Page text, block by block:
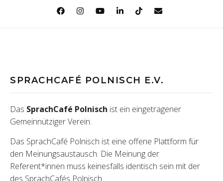
SPRACHCAFÉ POLNISCH E.V.
Das SprachCafé Polnisch ist ein eingetragener
Gemeinnütziger Verein.
Das SprachCafé Polnisch ist eine offene Plattform für
den Meinungsaustausch. Die Meinung der
Referent*innen muss keinesfalls identisch sein mit der
des SprachCafés Polnisch.